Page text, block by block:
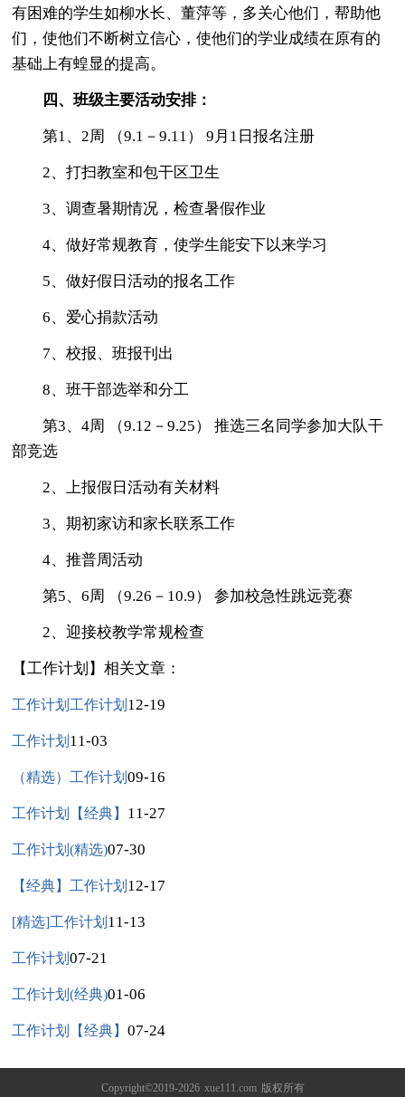
有困难的学生如柳水长、董萍等，多关心他们，帮助他
们，使他们不断树立信心，使他们的学业成绩在原有的
基础上有蝗显的提高。
四、班级主要活动安排：
第1、2周 （9.1－9.11） 9月1日报名注册
2、打扫教室和包干区卫生
3、调查暑期情况，检查暑假作业
4、做好常规教育，使学生能安下以来学习
5、做好假日活动的报名工作
6、爱心捐款活动
7、校报、班报刊出
8、班干部选举和分工
第3、4周 （9.12－9.25） 推选三名同学参加大队干
部竞选
2、上报假日活动有关材料
3、期初家访和家长联系工作
4、推普周活动
第5、6周 （9.26－10.9） 参加校急性跳远竞赛
2、迎接校教学常规检查
【工作计划】相关文章：
工作计划工作计划 12-19
工作计划 11-03
（精选）工作计划09-16
工作计划【经典】 11-27
工作计划(精选)07-30
【经典】工作计划 12-17
[精选]工作计划 11-13
工作计划07-21
工作计划(经典)01-06
工作计划【经典】07-24
Copyright©2019-2026 xue111.com 版权所有